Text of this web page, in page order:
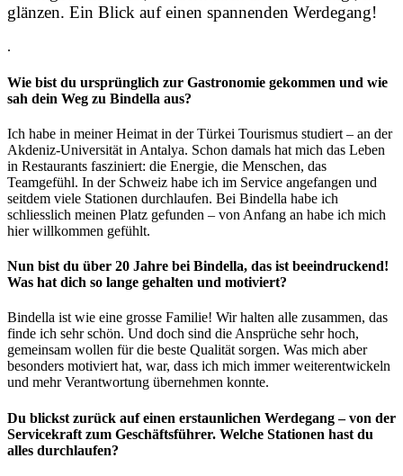
glänzen. Ein Blick auf einen spannenden Werdegang!
.
Wie bist du ursprünglich zur Gastronomie gekommen und wie
sah dein Weg zu Bindella aus?
Ich habe in meiner Heimat in der Türkei Tourismus studiert – an der
Akdeniz-Universität in Antalya. Schon damals hat mich das Leben
in Restaurants fasziniert: die Energie, die Menschen, das
Teamgefühl. In der Schweiz habe ich im Service angefangen und
seitdem viele Stationen durchlaufen. Bei Bindella habe ich
schliesslich meinen Platz gefunden – von Anfang an habe ich mich
hier willkommen gefühlt.
Nun bist du über 20 Jahre bei Bindella, das ist beeindruckend!
Was hat dich so lange gehalten und motiviert?
Bindella ist wie eine grosse Familie! Wir halten alle zusammen, das
finde ich sehr schön. Und doch sind die Ansprüche sehr hoch,
gemeinsam wollen für die beste Qualität sorgen. Was mich aber
besonders motiviert hat, war, dass ich mich immer weiterentwickeln
und mehr Verantwortung übernehmen konnte.
Du blickst zurück auf einen erstaunlichen Werdegang – von der
Servicekraft zum Geschäftsführer. Welche Stationen hast du
alles durchlaufen?